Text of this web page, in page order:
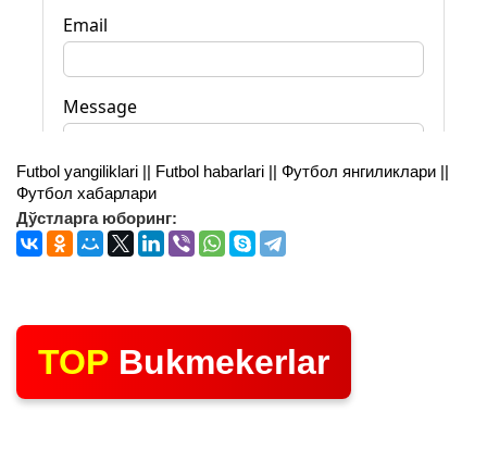
Futbol yangiliklari || Futbol habarlari || Футбол янгиликлари ||
Футбол хабарлари
Дўстларга юборинг:
TOP Bukmekerlar